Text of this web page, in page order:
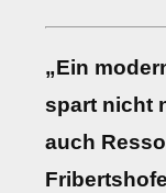
„Ein
spart nicht
auch